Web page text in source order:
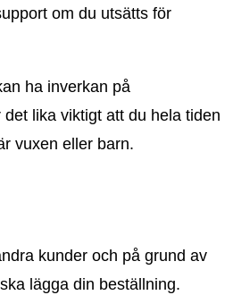
om du utsätts för
ha inverkan på
lika viktigt att du hela tiden
vuxen eller barn.
kunder och på grund av
lägga din beställning.